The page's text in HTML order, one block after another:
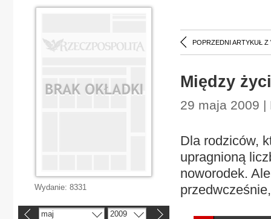
POPRZEDNI ARTYKUŁ Z
Między
29 maja 2009 |
Dla rodziców,
upragnioną
noworodek.
Wydanie: 8331
maj 2009